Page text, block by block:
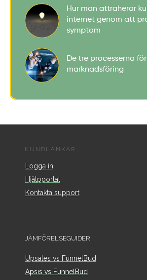
Hur man attraherar
internet genom att
symptom
De tre processerna
marknadsföring
KUNDLÄNKAR
Logga in
Hjälpportal
Kontakta support
JÄMFÖRELSEGUIDER
Upsales vs FunnelBud
Apsis vs FunnelBud